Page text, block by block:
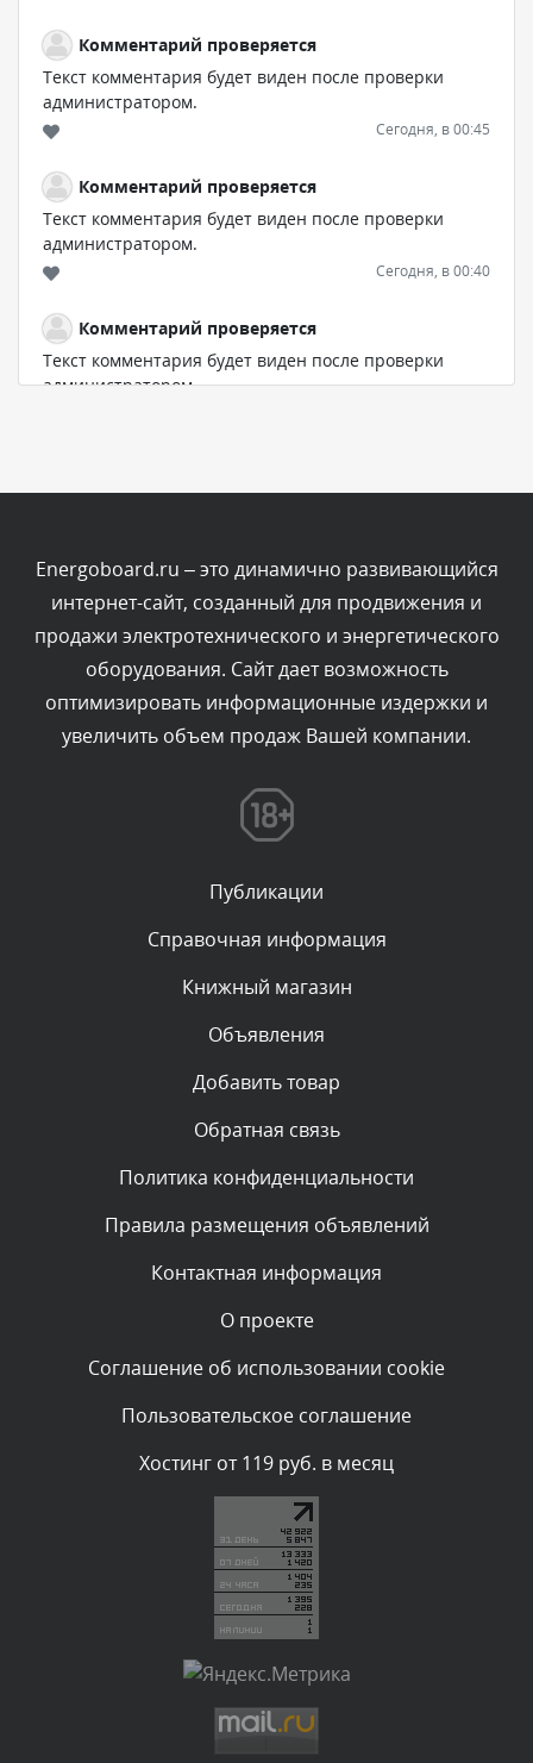
Комментарий проверяется
Текст комментария будет виден после проверки
администратором.
Сегодня, в 00:45
Комментарий проверяется
Текст комментария будет виден после проверки
администратором.
Сегодня, в 00:40
Комментарий проверяется
Текст комментария будет виден после проверки
администратором.
Комментарий проверяется
Текст комментария будет виден после проверки
администратором.
Вчера, в 23:22
Комментарий проверяется
Текст комментария будет виден после проверки
Комментарий проверяется
Текст комментария будет виден после проверки
администратором.
Комментарий проверяется
администратором.
Комментарий проверяется
администратором.
Комментарий проверяется
администратором.
Комментарий проверяется
Текст комментария будет виден после проверки
Комментарий проверяется
Текст комментария будет виден после проверки
администратором.
Energoboard.ru – это динамично развивающийся
интернет-сайт, созданный для продвижения и
продажи электротехнического и энергетического
оборудования. Сайт дает возможность
оптимизировать информационные издержки и
увеличить объем продаж Вашей компании.
Публикации
Справочная информация
Книжный магазин
Объявления
Добавить товар
Обратная связь
Политика конфиденциальности
Правила размещения объявлений
Контактная информация
О проекте
Соглашение об использовании cookie
Пользовательское соглашение
Хостинг от 119 руб. в месяц